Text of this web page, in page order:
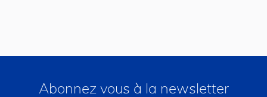
Abonnez vous à la newsletter